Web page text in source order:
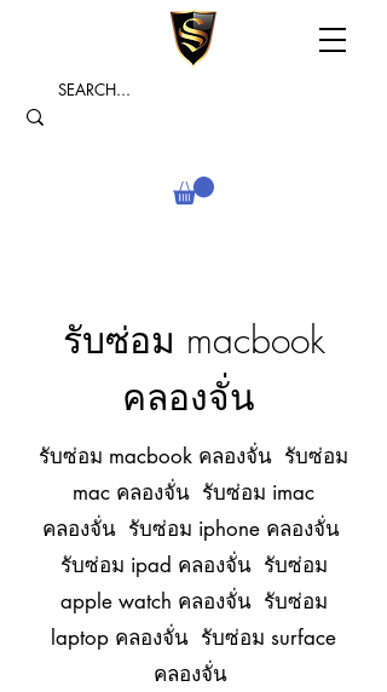
รับซ่อม macbook
คลองจั่น
รับซ่อม macbook คลองจั่น รับซ่อม
mac คลองจั่น รับซ่อม imac
คลองจั่น รับซ่อม iphone คลองจั่น
รับซ่อม ipad คลองจั่น รับซ่อม
apple watch คลองจั่น รับซ่อม
laptop คลองจั่น รับซ่อม surface
คลองจั่น